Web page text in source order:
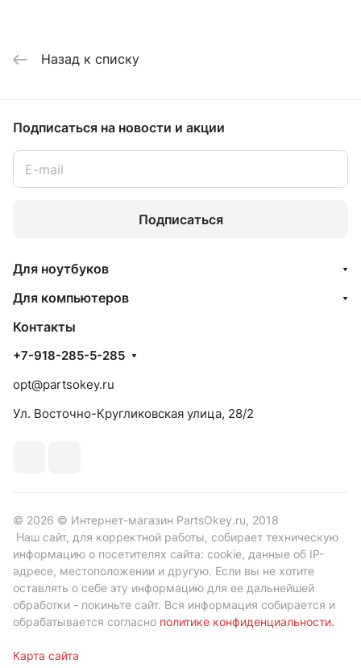
Назад к списку
Подписаться на новости и акции
Подписаться
Для ноутбуков
Для компьютеров
Контакты
+7-918-285-5-285
opt@partsokey.ru
Ул. Восточно-Кругликовская улица, 28/2
© 2026 © Интернет-магазин PartsOkey.ru, 2018
Наш сайт, для корректной работы, собирает техническую
информацию о посетителях сайта: cookie, данные об IP-
адресе, местоположении и другую. Если вы не хотите
оставлять о себе эту информацию для ее дальнейшей
обработки - покиньте сайт. Вся информация собирается и
обрабатывается согласно политике конфиденциальности.
Карта сайта